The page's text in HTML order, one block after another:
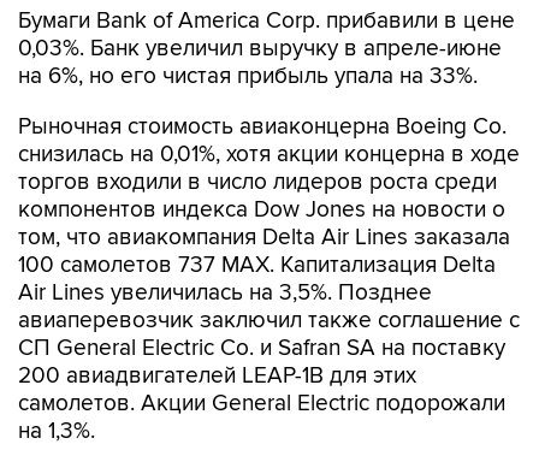
на 6%, но его чистая прибыль упала на 33%.
Рыночная стоимость авиаконцерна Boeing Co.
торгов входили в число лидеров роста среди
компонентов индекса Dow Jones на новости о
том, что авиакомпания Delta Air Lines заказала
100 самолетов 737 MAX. Капитализация Delta
Air Lines увеличилась на 3,5%. Позднее
авиаперевозчик заключил также соглашение с
СП General Electric Co. и Safran SA на поставку
200 авиадвигателей LEAP-1B для этих
самолетов. Акции General Electric подорожали
на 1,3%.
Бумаги финансовой Synchrony Financial